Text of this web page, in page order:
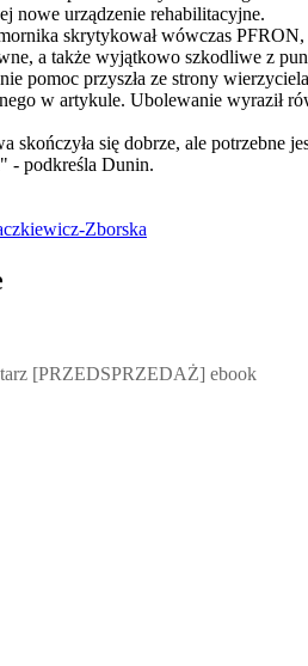
nowe urządzenie rehabilitacyjne.
skrytykował wówczas
a także wyjątkowo szkodliwe z
pomoc przyszła ze strony
w artykule. Ubolewanie wyraził
skończyła się dobrze, ale potrzebne
- podkreśla Dunin.
Zborska
[PRZEDSPRZEDAŻ] ebook